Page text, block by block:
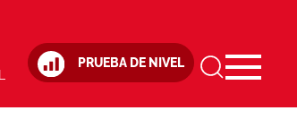
PRUEBA DE NIVEL